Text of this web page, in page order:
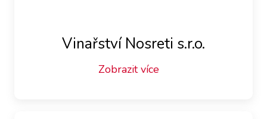
Vinařství Nosreti s.r.o.
Zobrazit více